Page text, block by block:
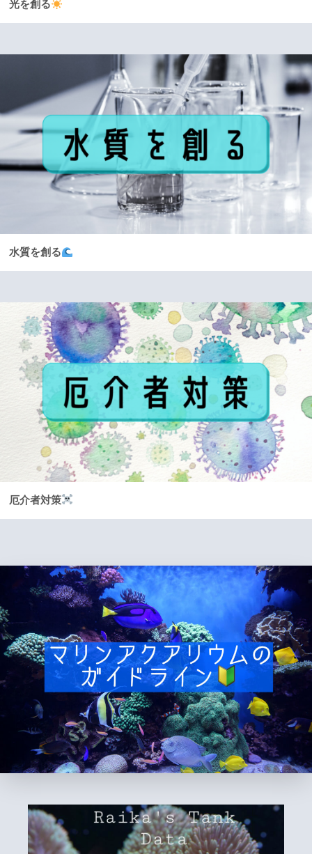
光を創る
水質を創る
厄介者対策